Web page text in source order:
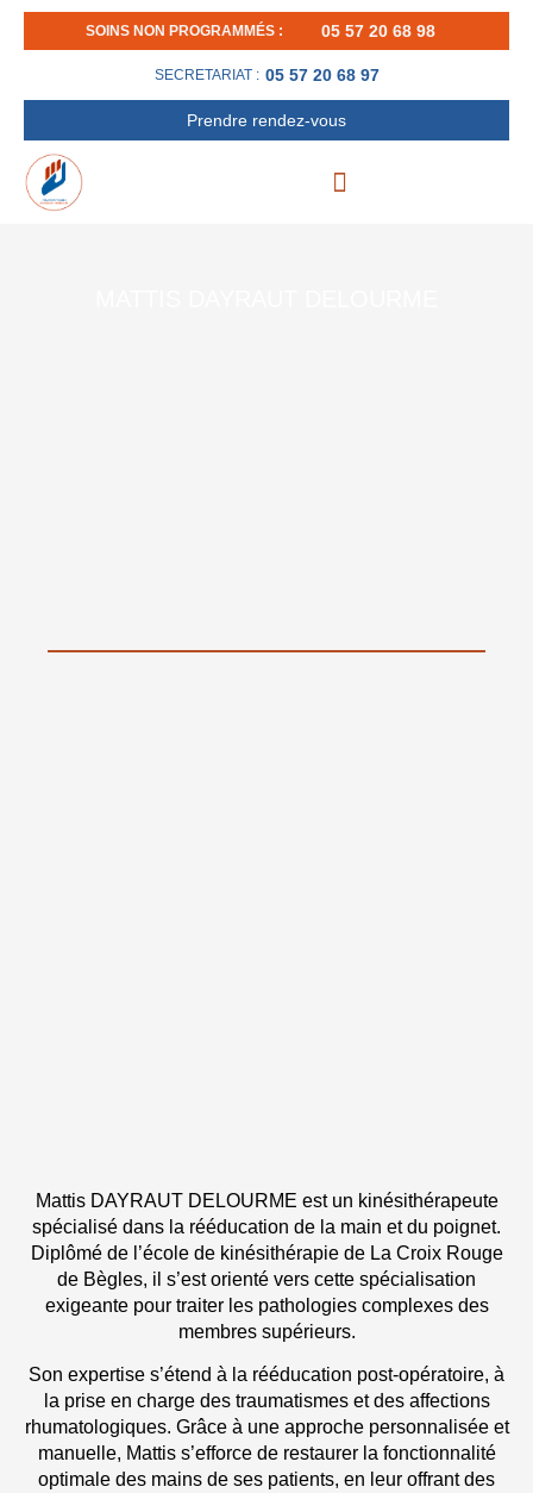
Aller
SOINS NON PROGRAMMÉS : 05 57 20 68 98
SECRETARIAT : 05 57 20 68 97
Prendre rendez-vous
Mattis DAYRAUT DELOURME est un kinésithérapeute
spécialisé dans la rééducation de la main et du poignet.
Diplômé de l’école de kinésithérapie de La Croix Rouge
de Bègles, il s’est orienté vers cette spécialisation
exigeante pour traiter les pathologies complexes des
membres supérieurs.
Son expertise s’étend à la rééducation post-opératoire, à
la prise en charge des traumatismes et des affections
rhumatologiques. Grâce à une approche personnalisée et
manuelle, Mattis s’efforce de restaurer la fonctionnalité
optimale des mains de ses patients, en leur offrant des